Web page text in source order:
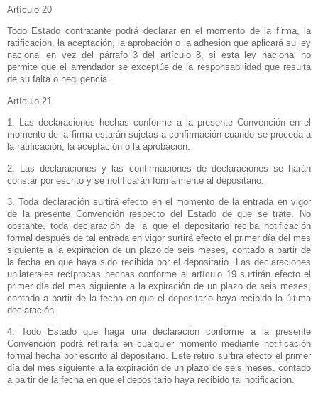
Artículo 20
Todo Estado contratante podrá declarar en el momento de la firma, la
ratificación, la aceptación, la aprobación o la adhesión que aplicará su ley
nacional en vez del párrafo 3 del artículo 8, si esta ley nacional no
permite que el arrendador se exceptúe de la responsabilidad que resulta
de su falta o negligencia.
Artículo 21
1. Las declaraciones hechas conforme a la presente Convención en el
momento de la firma estarán sujetas a confirmación cuando se proceda a
la ratificación, la aceptación o la aprobación.
2. Las declaraciones y las confirmaciones de declaraciones se harán
constar por escrito y se notificarán formalmente al depositario.
3. Toda declaración surtirá efecto en el momento de la entrada en vigor
de la presente Convención respecto del Estado de que se trate. No
obstante, toda declaración de la que el depositario reciba notificación
formal después de tal entrada en vigor surtirá efecto el primer día del mes
siguiente a la expiración de un plazo de seis meses, contado a partir de
la fecha en que haya sido recibida por el depositario. Las declaraciones
unilaterales recíprocas hechas conforme al artículo 19 surtirán efecto el
primer día del mes siguiente a la expiración de un plazo de seis meses,
contado a partir de la fecha en que el depositario haya recibido la última
declaración.
4. Todo Estado que haga una declaración conforme a la presente
Convención podrá retirarla en cualquier momento mediante notificación
formal hecha por escrito al depositario. Este retiro surtirá efecto el primer
día del mes siguiente a la expiración de un plazo de seis meses, contado
a partir de la fecha en que el depositario haya recibido tal notificación.